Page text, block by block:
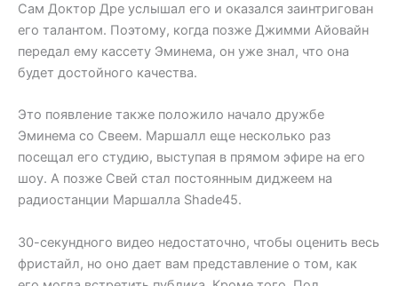
Сам Доктор Дре услышал его и оказался заинтригован
его талантом. Поэтому, когда позже Джимми Айовайн
передал ему кассету Эминема, он уже знал, что она
будет достойного качества.
Это появление также положило начало дружбе
Эминема со Свеем. Маршалл еще несколько раз
посещал его студию, выступая в прямом эфире на его
шоу. А позже Свей стал постоянным диджеем на
радиостанции Маршалла Shade45.
30-секундного видео недостаточно, чтобы оценить весь
фристайл, но оно дает вам представление о том, как